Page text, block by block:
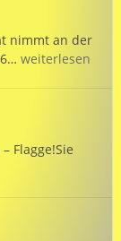
nimmt an der
Bülent
für
weiterlesen
Flagge!Sie